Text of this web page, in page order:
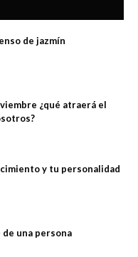
de jazmín
¿qué atraerá el
y tu personalidad
una persona